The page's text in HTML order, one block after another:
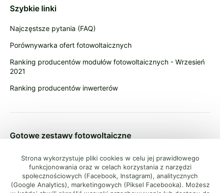
Szybkie linki
Najczęstsze pytania (FAQ)
Porównywarka ofert fotowoltaicznych
Ranking producentów modułów fotowoltaicznych - Wrzesień
2021
Ranking producentów inwerterów
Gotowe zestawy fotowoltaiczne
Zestawy fotowoltaiczne 4 kW
Zestawy fotowoltaiczne 5 kW
Zestawy fotowoltaiczne 6 kW
Strona wykorzystuje pliki cookies w celu jej prawidłowego
funkcjonowania oraz w celach korzystania z narzędzi
społecznościowych (Facebook, Instagram), analitycznych
(Google Analytics), marketingowych (Piksel Facebooka). Możesz